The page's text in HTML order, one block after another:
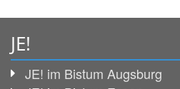
JE!
JE! im Bistum Augsburg